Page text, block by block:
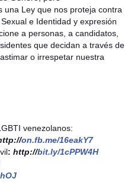
una Ley que nos proteja contra
e Identidad y expresión
a personas, a candidatos,
que decidan a través de
o irrespetar nuestra
venezolanos:
on.fb.me/16eakY7
: http://bit.ly/1cPPW4H